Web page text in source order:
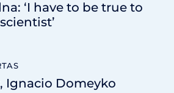
‘I have to be true to
Ignacio Domeyko